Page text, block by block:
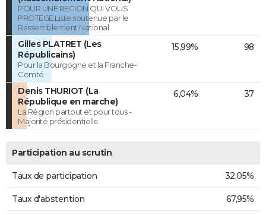
POUR UNE REGION QUI VOUS
PROTEGE Liste soutenue par le
Rassemblement National
Gilles PLATRET (Les
Républicains)
Pour la Bourgogne et la Franche-
Comté
15,99% 98
Denis THURIOT (La
République en marche)
La Région partout et pour tous -
Majorité présidentielle
6,04% 37
Participation au scrutin
Taux de participation 32,05%
Taux d'abstention 67,95%